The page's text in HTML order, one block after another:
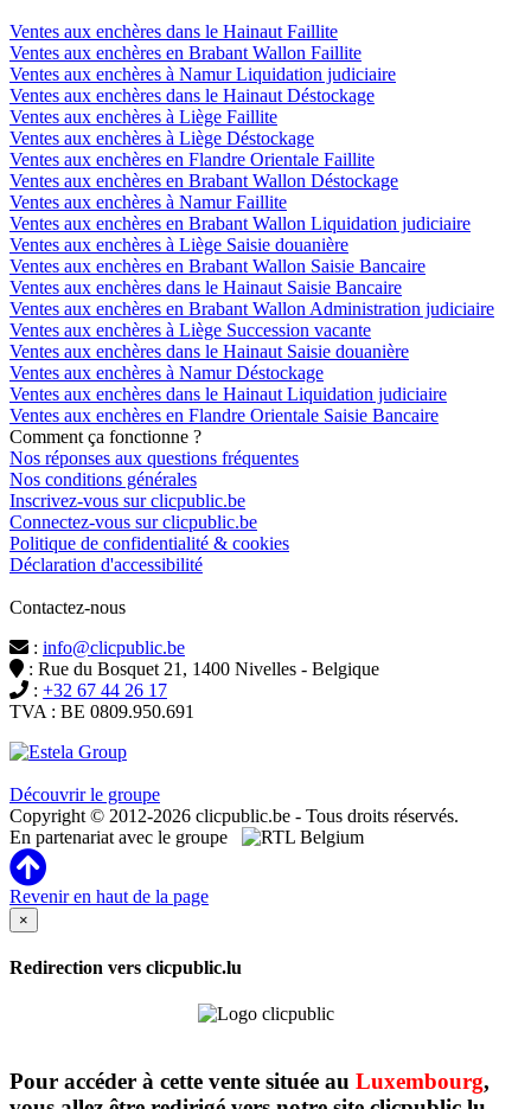
Ventes aux enchères dans le Hainaut Faillite
Ventes aux enchères en Brabant Wallon Faillite
Ventes aux enchères à Namur Liquidation judiciaire
Ventes aux enchères dans le Hainaut Déstockage
Ventes aux enchères à Liège Faillite
Ventes aux enchères à Liège Déstockage
Ventes aux enchères en Flandre Orientale Faillite
Ventes aux enchères en Brabant Wallon Déstockage
Ventes aux enchères à Namur Faillite
Ventes aux enchères en Brabant Wallon Liquidation judiciaire
Ventes aux enchères à Liège Saisie douanière
Ventes aux enchères en Brabant Wallon Saisie Bancaire
Ventes aux enchères dans le Hainaut Saisie Bancaire
Ventes aux enchères en Brabant Wallon Administration judiciaire
Ventes aux enchères à Liège Succession vacante
Ventes aux enchères dans le Hainaut Saisie douanière
Ventes aux enchères à Namur Déstockage
Ventes aux enchères dans le Hainaut Liquidation judiciaire
Ventes aux enchères en Flandre Orientale Saisie Bancaire
Comment ça fonctionne ?
Nos réponses aux questions fréquentes
Nos conditions générales
Inscrivez-vous sur clicpublic.be
Connectez-vous sur clicpublic.be
Politique de confidentialité & cookies
Déclaration d'accessibilité
Contactez-nous
: info@clicpublic.be
: Rue du Bosquet 21, 1400 Nivelles - Belgique
: +32 67 44 26 17
TVA : BE 0809.950.691
Découvrir le groupe
Copyright © 2012-2026 clicpublic.be - Tous droits réservés.
En partenariat avec le groupe
Revenir en haut de la page
×
Redirection vers clicpublic.lu
Pour accéder à cette vente située au Luxembourg,